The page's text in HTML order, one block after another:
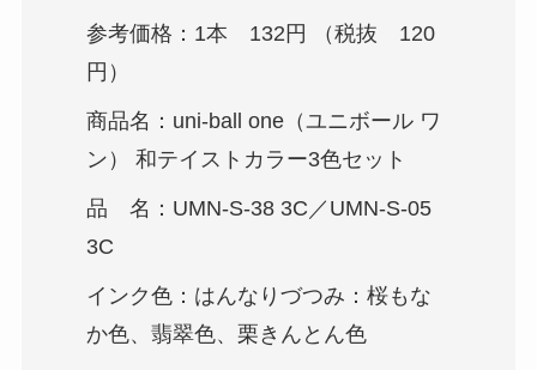
参考価格：1本 132円 （税抜 120
円）
商品名：uni-ball one（ユニボール ワ
ン） 和テイストカラー3色セット
品 名：UMN-S-38 3C／UMN-S-05
3C
インク色：はんなりづつみ：桜もな
か色、翡翠色、栗きんとん色